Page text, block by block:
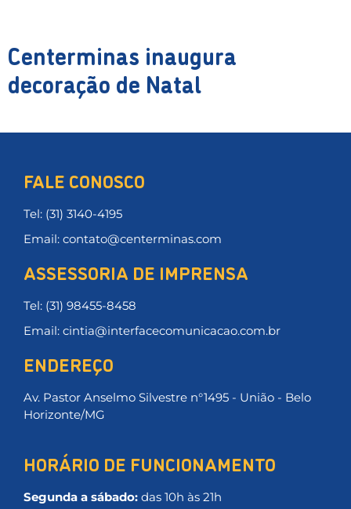
Centerminas inaugura
decoração de Natal
FALE CONOSCO
Tel: (31) 3140-4195
Email: contato@centerminas.com
ASSESSORIA DE IMPRENSA
Tel: (31) 98455-8458
Email: cintia@interfacecomunicacao.com.br
ENDEREÇO
Av. Pastor Anselmo Silvestre n°1495 - União - Belo
Horizonte/MG
HORÁRIO DE FUNCIONAMENTO
Segunda a sábado: das 10h às 21h